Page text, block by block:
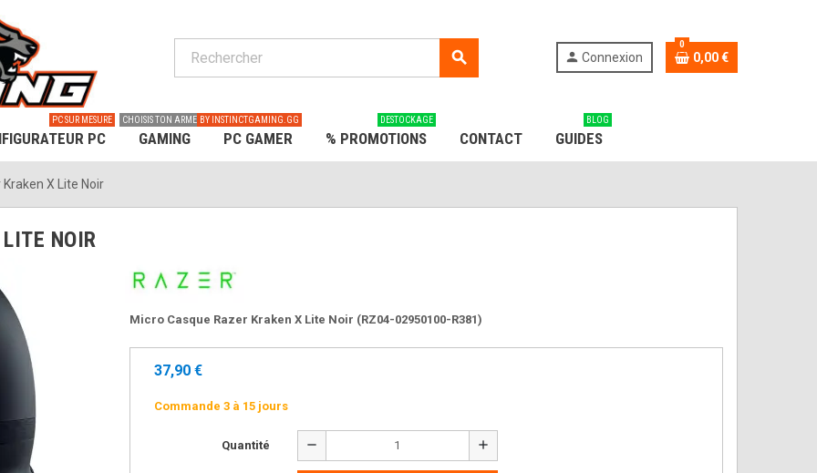
search person Connexion
0
0,00 €
PC
PC SUR MESURE
GAMING
CHOISIS TON ARME
PC GAMER
BY INSTINCTGAMING.GG
% PROMOTIONS
DESTOCKAGE
CONTACT GUIDES
BLOG
X Lite Noir
NOIR
Micro Casque Razer Kraken X Lite Noir (RZ04-02950100-R381)
37,90 €
Commande 3 à 15 jours
Quantité remove add